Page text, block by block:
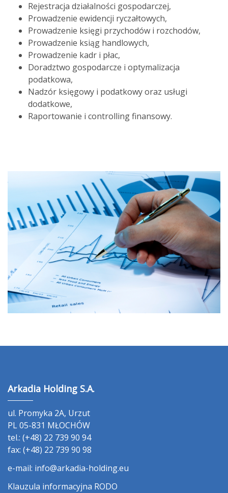
Rejestracja działalności gospodarczej,
Prowadzenie ewidencji ryczałtowych,
Prowadzenie księgi przychodów i rozchodów,
Prowadzenie ksiąg handlowych,
Prowadzenie kadr i płac,
Doradztwo gospodarcze i optymalizacja
podatkowa,
Nadzór księgowy i podatkowy oraz usługi
dodatkowe,
Raportowanie i controlling finansowy.
Arkadia Holding S.A.
ul. Promyka 2A, Urzut
PL 05-831 MŁOCHÓW
tel.: (+48) 22 739 90 94
fax: (+48) 22 739 90 98
e-mail: info@arkadia-holding.eu
Klauzula informacyjna RODO